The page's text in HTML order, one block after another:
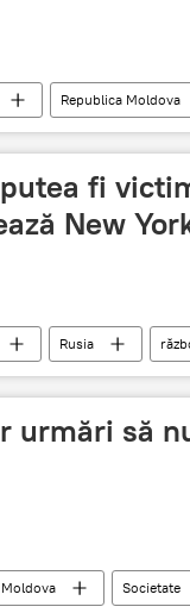
Republica Moldova
fi
New
Rusia
amenințare
urmări să
Societate